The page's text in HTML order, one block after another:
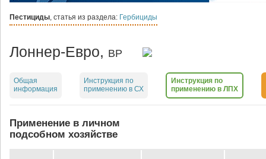
Пестициды, статья из раздела: Гербициды
Лоннер-Евро, ВР
Общая
информация
Инструкция по
применению в СХ
Инструкция по
применению в ЛПХ
Применение в личном
подсобном хозяйстве